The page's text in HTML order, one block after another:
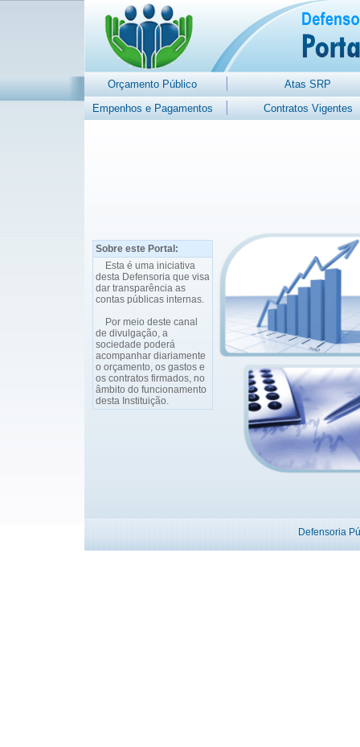
Orçamento Público
Atas SRP
Empenhos e Pagamentos
Contratos Vigentes
Sobre este Portal:
Esta é uma iniciativa
desta Defensoria que visa
dar transparência as
contas públicas internas.
Por meio deste canal
de divulgação, a
sociedade poderá
acompanhar diariamente
o orçamento, os gastos e
os contratos firmados, no
âmbito do funcionamento
desta Instituição.
Defensoria